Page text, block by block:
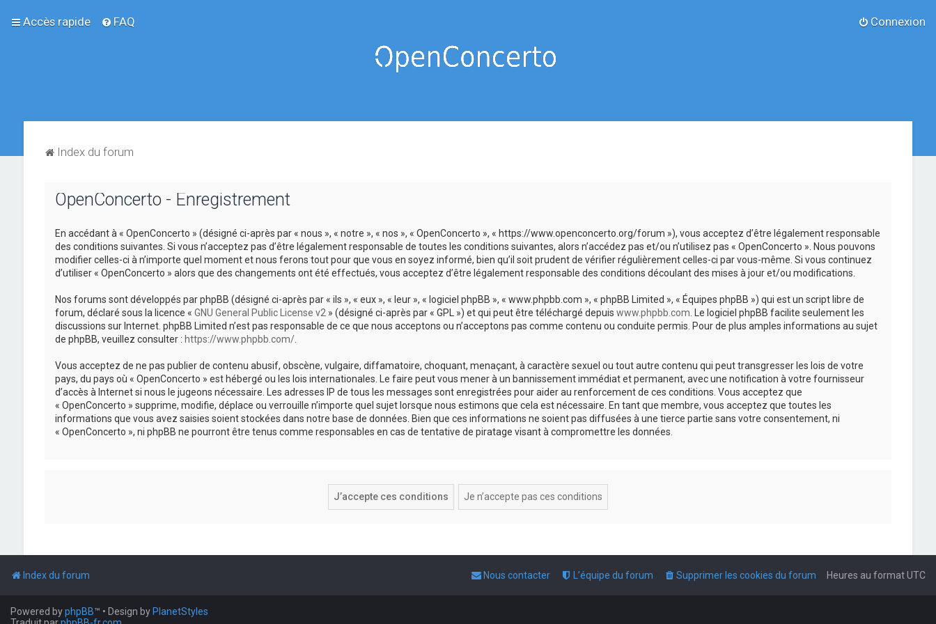
Accès rapide FAQ Connexion
Index du forum
OpenConcerto - Enregistrement
En accédant à « OpenConcerto » (désigné ci-après par « nous », « notre », « nos », « OpenConcerto », « https://www.openconcerto.org/forum »), vous acceptez d’être légalement responsable
des conditions suivantes. Si vous n’acceptez pas d’être légalement responsable de toutes les conditions suivantes, alors n’accédez pas et/ou n’utilisez pas « OpenConcerto ». Nous pouvons
modifier celles-ci à n’importe quel moment et nous ferons tout pour que vous en soyez informé, bien qu’il soit prudent de vérifier régulièrement celles-ci par vous-même. Si vous continuez
d’utiliser « OpenConcerto » alors que des changements ont été effectués, vous acceptez d’être légalement responsable des conditions découlant des mises à jour et/ou modifications.
Nos forums sont développés par phpBB (désigné ci-après par « ils », « eux », « leur », « logiciel phpBB », « www.phpbb.com », « phpBB Limited », « Équipes phpBB ») qui est un script libre de
forum, déclaré sous la licence « GNU General Public License v2 » (désigné ci-après par « GPL ») et qui peut être téléchargé depuis www.phpbb.com . Le logiciel phpBB facilite seulement les
discussions sur Internet. phpBB Limited n’est pas responsable de ce que nous acceptons ou n’acceptons pas comme contenu ou conduite permis. Pour de plus amples informations au sujet
de phpBB, veuillez consulter : https://www.phpbb.com/.
Vous acceptez de ne pas publier de contenu abusif, obscène, vulgaire, diffamatoire, choquant, menaçant, à caractère sexuel ou tout autre contenu qui peut transgresser les lois de votre
pays, du pays où « OpenConcerto » est hébergé ou les lois internationales. Le faire peut vous mener à un bannissement immédiat et permanent, avec une notification à votre fournisseur
d’accès à Internet si nous le jugeons nécessaire. Les adresses IP de tous les messages sont enregistrées pour aider au renforcement de ces conditions. Vous acceptez que
« OpenConcerto » supprime, modifie, déplace ou verrouille n’importe quel sujet lorsque nous estimons que cela est nécessaire. En tant que membre, vous acceptez que toutes les
informations que vous avez saisies soient stockées dans notre base de données. Bien que ces informations ne soient pas diffusées à une tierce partie sans votre consentement, ni
« OpenConcerto », ni phpBB ne pourront être tenus comme responsables en cas de tentative de piratage visant à compromettre les données.
Index du forum Heures au formatUTC
Supprimer les cookies du forum
L’équipe du forum
Nous contacter
Powered byphpBB™ • Design by PlanetStyles